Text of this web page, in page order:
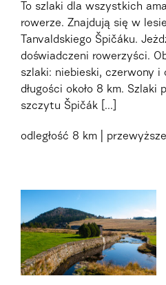
To szlaki dla wszystkich
rowerze. Znajdują się w
Tanvaldskiego Špičáku.
doświadczeni rowerzyści.
szlaki: niebieski, czerwony i
długości około 8 km. Szlaki
szczytu Špičák [...]
odległość 8 km